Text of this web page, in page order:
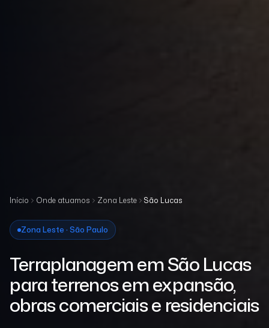
Início Onde atuamos Zona Leste São Lucas
Zona Leste · São Paulo
Terraplanagem em São Lucas
para terrenos em expansão,
obras comerciais e residenciais